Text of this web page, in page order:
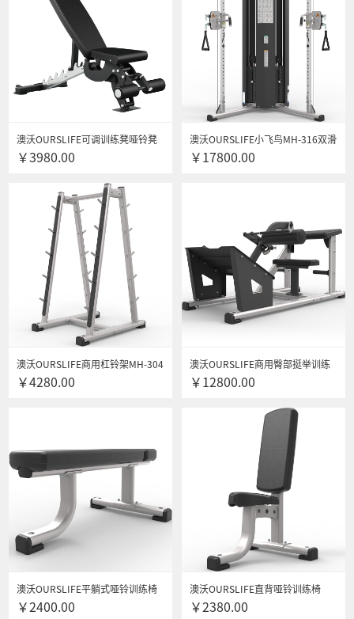
澳沃OURSLIFE可调训练凳哑铃凳
3028 健身房专用健身器材 商用多
￥3980.00
澳沃OURSLIFE小飞鸟MH-316双滑
轮综合训练器龙门架多功能综合训
￥17800.00
澳沃OURSLIFE商用杠铃架MH-304
健身房专用健身器材 团购咨询更优
￥4280.00
澳沃OURSLIFE商用臀部挺举训练
器MH-299健身房专用多功能健身
￥12800.00
澳沃OURSLIFE平躺式哑铃训练椅
MH-280平凳健身房专用健身器材
￥2400.00
澳沃OURSLIFE直背哑铃训练椅
MH-279健身房专用健身器材 团购
￥2380.00